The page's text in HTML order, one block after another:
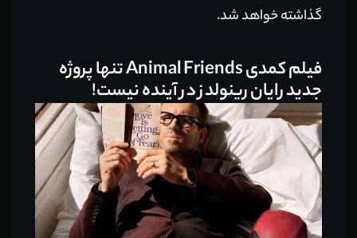
گذاشته خواهد شد.
فیلم کمدی Animal Friends تنها پروژه
جدید رایان رینولدز در آینده نیست!